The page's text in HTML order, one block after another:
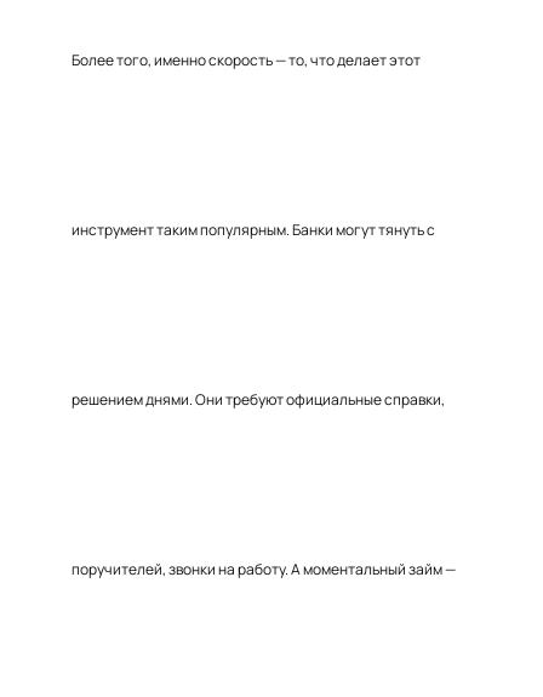
Более того, именно скорость — то, что делает этот
инструмент таким популярным. Банки могут тянуть с
решением днями. Они требуют официальные справки,
поручителей, звонки на работу. А моментальный займ —